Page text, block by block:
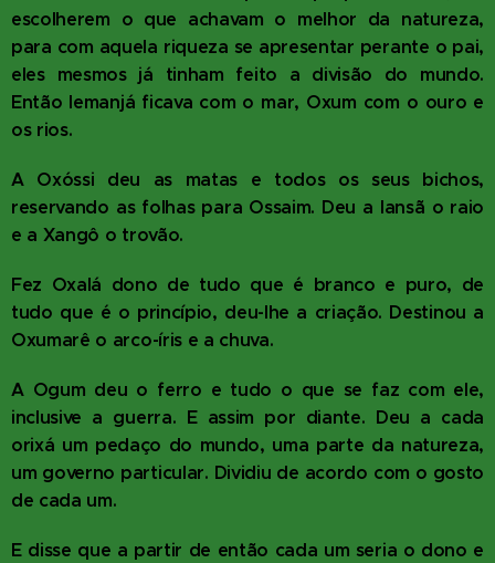
escolherem o que achavam o melhor da natureza,
para com aquela riqueza se apresentar perante o pai,
eles mesmos já tinham feito a divisão do mundo.
Então Iemanjá ficava com o mar, Oxum com o ouro e
os rios.
A Oxóssi deu as matas e todos os seus bichos,
reservando as folhas para Ossaim. Deu a Iansã o raio
e a Xangô o trovão.
Fez Oxalá dono de tudo que é branco e puro, de
tudo que é o princípio, deu-lhe a criação. Destinou a
Oxumarê o arco-íris e a chuva.
A Ogum deu o ferro e tudo o que se faz com ele,
inclusive a guerra. E assim por diante. Deu a cada
orixá um pedaço do mundo, uma parte da natureza,
um governo particular. Dividiu de acordo com o gosto
de cada um.
E disse que a partir de então cada um seria o dono e